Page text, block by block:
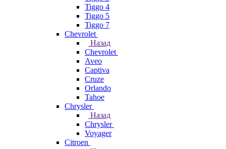
Tiggo 4
Tiggo 5
Tiggo 7
Chevrolet
Назад
Chevrolet
Aveo
Captiva
Cruze
Orlando
Tahoe
Chrysler
Назад
Chrysler
Voyager
Citroen